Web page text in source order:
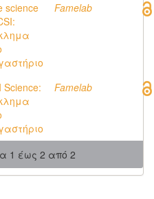
science
Famelab
Science:
Famelab
1 έως 2 από 2